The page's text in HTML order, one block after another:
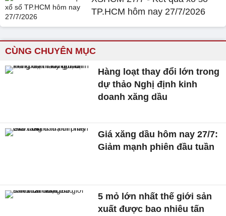
TP.HCM hôm nay 27/7/2026
CÙNG CHUYÊN MỤC
Hàng loạt thay đổi lớn trong
dự thảo Nghị định kinh
doanh xăng dầu
Giá xăng dầu hôm nay 27/7:
Giảm mạnh phiên đầu tuần
5 mỏ lớn nhất thế giới sản
xuất được bao nhiêu tấn